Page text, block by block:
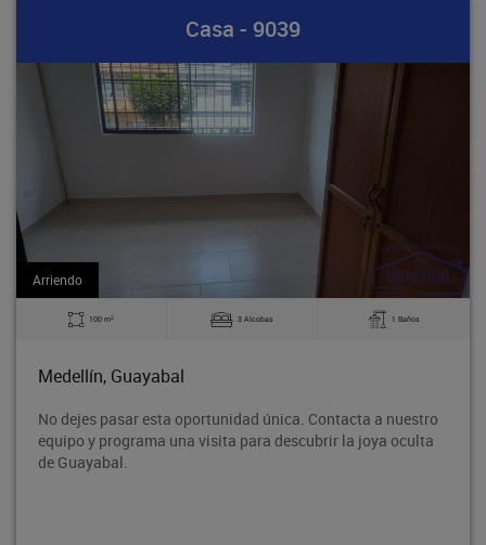
3 Alcobas 1 Baños
única. Contacta a nuestro
visita para descubrir la joya oculta
Arriendo
140 m
Bodega en tercer
Rodeo entre la